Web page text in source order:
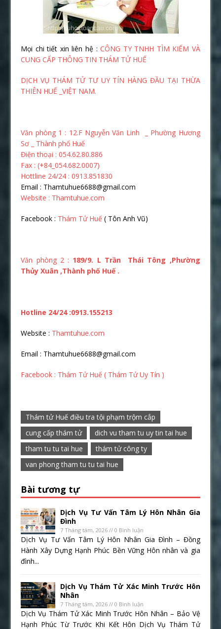
Mọi chi tiết xin liên hệ :CÔNG TY TNHH TÌM KIẾM VÀ
CUNG CẤP THÔNG TIN THÁM TỬ HUẾ
DỊCH VỤ THÁM TỬ TƯ UY TÍN HÀNG ĐẦU TẠI THỪA
THIÊN HUẾ _VIỆT NAM.
Văn phòng 1 : 12.F Nguyễn Văn Linh _ Phường Hương
Sơ _ Thành phố Huế
Điện thoại : 054.62.80.886
Fax : (+84_054.682.0007)
Hottline 24/24 : 0913.851830
Email : Thamtuhue6688@gmail.com
Website : Thamtuhue.com
Facebook : Thám Tử Huế ( Tôn Anh Vũ)
Văn phòng 2 : 189/9. L Trần Thái Tông ,Phường
Thủy Xuân ,Thành phố Huế .
Hotline 24/24 :0913.155213
Website : Thamtuhue.com
Email : Thamtuhue6688@gmail.com
Facebook : Thám Tử Huế ( Thám Tử Uy Tín )
Thám tử Huế điều tra tội phạm trộm cắp
cung cấp thám tử
dich vu tham tu uy tin tai hue
tham tu tu tai hue
thám tử công ty
van phong tham tu tu tai hue
Bài tương tự
Dịch Vụ Tư Vấn Tâm Lý Hôn Nhân Gia
Đình
7 Tháng tám, 2026 // 0 Bình luận
Dịch Vụ Tư Vấn Tâm Lý Hôn Nhân Gia Đình – Đồng
Hành Xây Dựng Hạnh Phúc Bền Vững Hôn nhân và gia
đình...
Dịch Vụ Thám Tử Xác Minh Trước Hôn
Nhân
7 Tháng tám, 2026 // 0 Bình luận
Dịch Vụ Thám Tử Xác Minh Trước Hôn Nhân – Bảo Vệ
Hạnh Phúc Từ Trước Khi Kết Hôn Dịch Vụ Thám Tử